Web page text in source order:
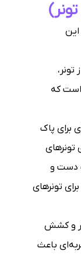
این
تونر،
که
برای پاک
دست و
تونرهای
و کشش
باعث